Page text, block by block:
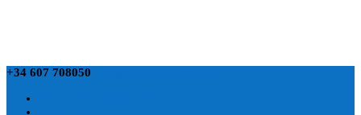
+34 607 708050